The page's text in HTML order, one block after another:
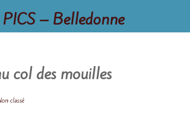
– Belledonne
col des mouilles
classé